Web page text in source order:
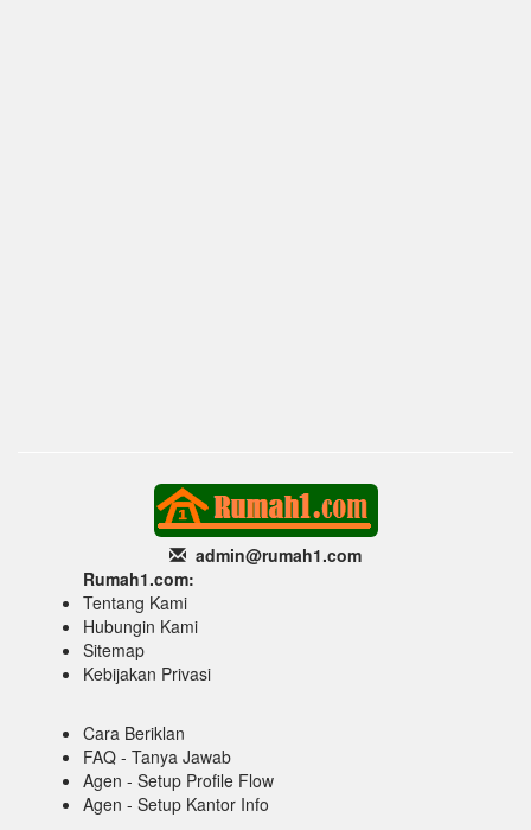
admin@rumah1.com
Rumah1.com:
Tentang Kami
Hubungin Kami
Sitemap
Kebijakan Privasi
Cara Beriklan
FAQ - Tanya Jawab
Agen - Setup Profile Flow
Agen - Setup Kantor Info